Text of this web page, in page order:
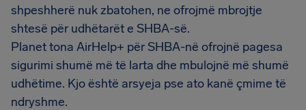
shpeshherë nuk zbatohen, ne ofrojmë mbrojtje
shtesë për udhëtarët e SHBA-së.
Planet tona AirHelp+ për SHBA-në ofrojnë pagesa
sigurimi shumë më të larta dhe mbulojnë më shumë
udhëtime. Kjo është arsyeja pse ato kanë çmime të
ndryshme.